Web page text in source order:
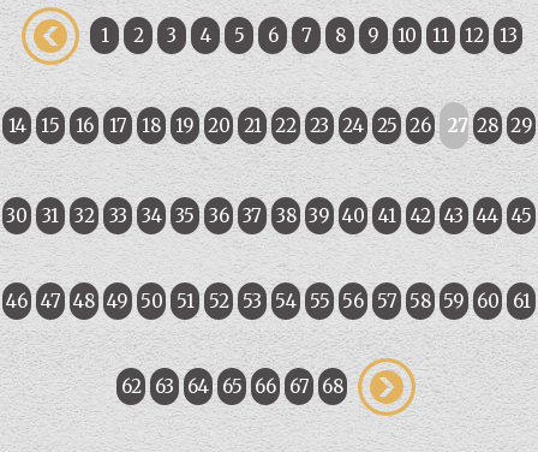
1 2 3 4 5 6 7 8 9 10 11 12 13
14 15 16 17 18 19 20 21 22 23 24 25 26 27 28 29
30 31 32 33 34 35 36 37 38 39 40 41 42 43 44 45
46 47 48 49 50 51 52 53 54 55 56 57 58 59 60 61
62 63 64 65 66 67 68